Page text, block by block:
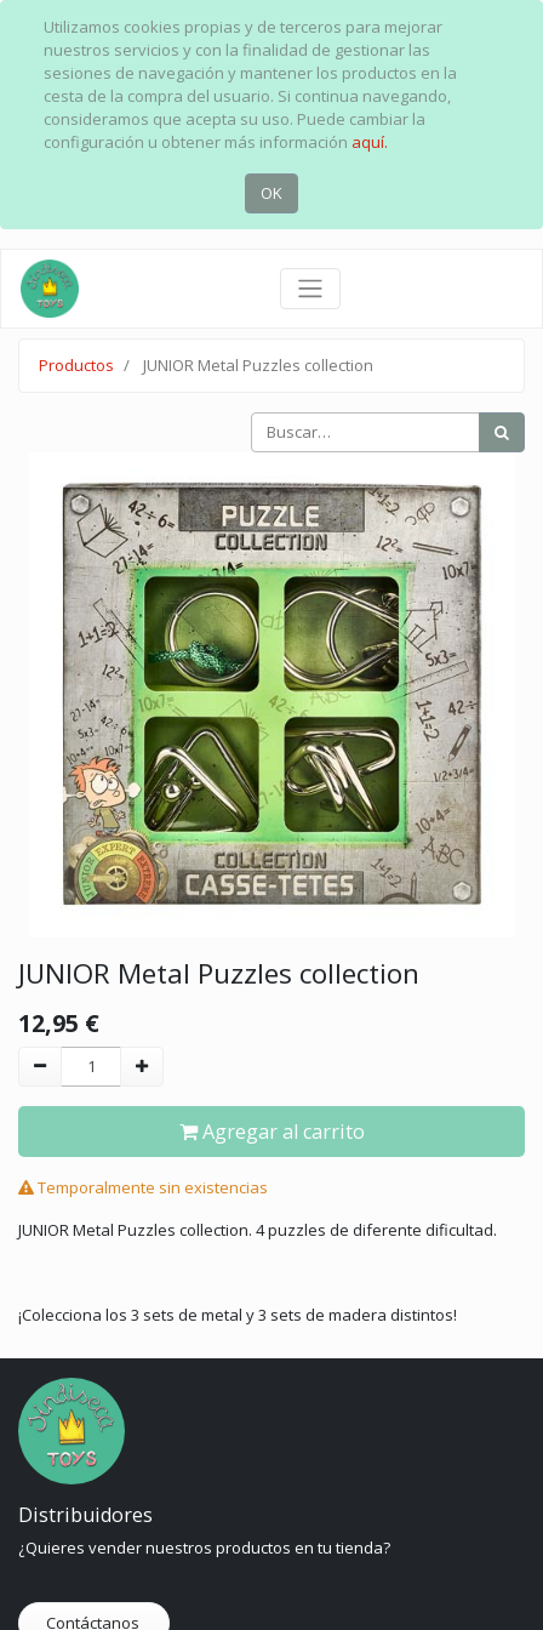
Utilizamos cookies propias y de terceros para mejorar
nuestros servicios y con la finalidad de gestionar las
sesiones de navegación y mantener los productos en la
cesta de la compra del usuario. Si continua navegando,
consideramos que acepta su uso. Puede cambiar la
configuración u obtener más información aquí.
OK
Productos JUNIOR Metal Puzzles collection
JUNIOR Metal Puzzles collection
12,95 €
Agregar al carrito
Temporalmente sin existencias
JUNIOR Metal Puzzles collection. 4 puzzles de diferente dificultad.
¡Colecciona los 3 sets de metal y 3 sets de madera distintos!
Distribuidores
¿Quieres vender nuestros productos en tu tienda?
Contáctanos